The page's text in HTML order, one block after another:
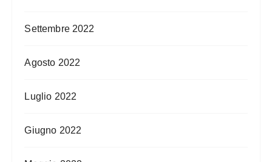
Settembre 2022
Agosto 2022
Luglio 2022
Giugno 2022